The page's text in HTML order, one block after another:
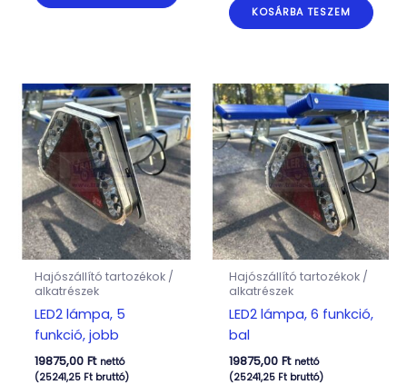
KOSÁRBA TESZEM
Hajószállító tartozékok /
alkatrészek
LED2 lámpa, 5
funkció, jobb
19875,00 Ft nettó
(25241,25 Ftbruttó)
Hajószállító tartozékok /
alkatrészek
LED2 lámpa, 6 funkció,
bal
19875,00 Ft nettó
(25241,25 Ftbruttó)